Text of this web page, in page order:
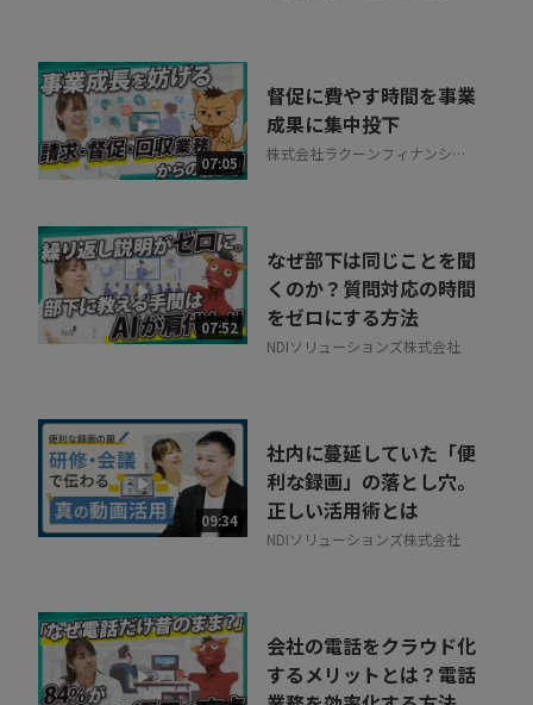
07:05
督促に費やす時間を事業
成果に集中投下
株式会社ラクーンフィナンシャ
07:52
なぜ部下は同じことを聞
くのか？質問対応の時間
をゼロにする方法
NDIソリューションズ株式会社
09:34
社内に蔓延していた「便
利な録画」の落とし穴。
正しい活用術とは
NDIソリューションズ株式会社
会社の電話をクラウド化
するメリットとは？電話